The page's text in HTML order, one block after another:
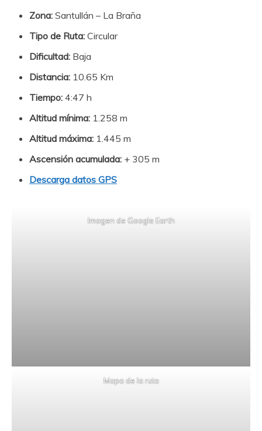
Zona: Santullán – La Braña
Tipo de Ruta: Circular
Dificultad: Baja
Distancia: 10.65 Km
Tiempo: 4:47 h
Altitud mínima: 1.258 m
Altitud máxima: 1.445 m
Ascensión acumulada: + 305 m
Descarga datos GPS
Imagen de Google Earth
Mapa de la ruta